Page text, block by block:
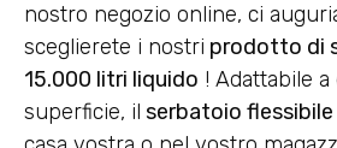
nostro negozio online, ci
sceglierete i nostri prodotto di
15.000 litri liquido ! Adattabile a
superficie, il serbatoio flessibile